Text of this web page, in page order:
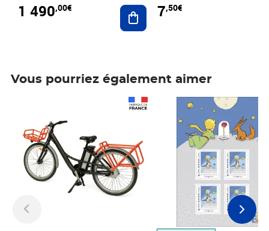
1 490,00€ Ajouter au panier
7,50€
Vous pourriez également aimer
Prix 7,50€